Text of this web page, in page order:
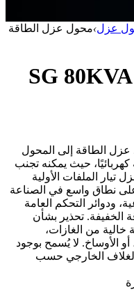
عزل›محول عزل الطاقة
محول عزل الطاقة SG 80KVA
الطاقة إلى المحول
حيث يمكنه تجنب
الملفات الأولية
نطاق واسع في الصناعة
ودوائر التحكم العامة
الخفيفة. تحذير بشأن
من الغازات،
أو الأوساخ. لا يُسمح بوجود
الخارجي حسب